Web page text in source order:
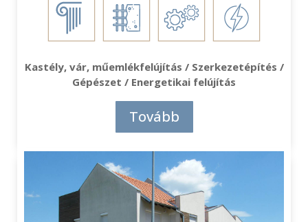
Kastély, vár, műemlékfelújítás / Szerkezetépítés /
Gépészet / Energetikai felújítás
Tovább